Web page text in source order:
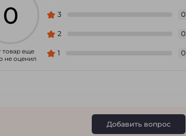
0
товар еще
не оценил
3 0
2 0
1 0
Добавить вопрос